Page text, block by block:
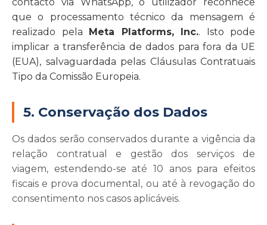
que o processamento técnico da mensagem é
realizado pela Meta Platforms, Inc.. Isto pode
implicar a transferência de dados para fora da UE
(EUA), salvaguardada pelas Cláusulas Contratuais
Tipo da Comissão Europeia.
5. Conservação dos Dados
Os dados serão conservados durante a vigência da
relação contratual e gestão dos serviços de
viagem, estendendo-se até 10 anos para efeitos
fiscais e prova documental, ou até à revogação do
consentimento nos casos aplicáveis.